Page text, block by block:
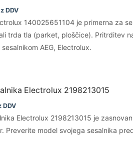
z DDV
140025651104 je primerna za
trda tla (parket, ploščice). Pritrditev
AEG, Electrolux.
Electrolux 2198213015
DDV
Electrolux 2198213015 je
Preverite model svojega sesalnika